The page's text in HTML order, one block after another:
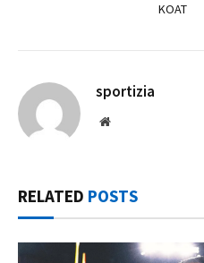
KOAT
sportizia
Website
RELATED POSTS